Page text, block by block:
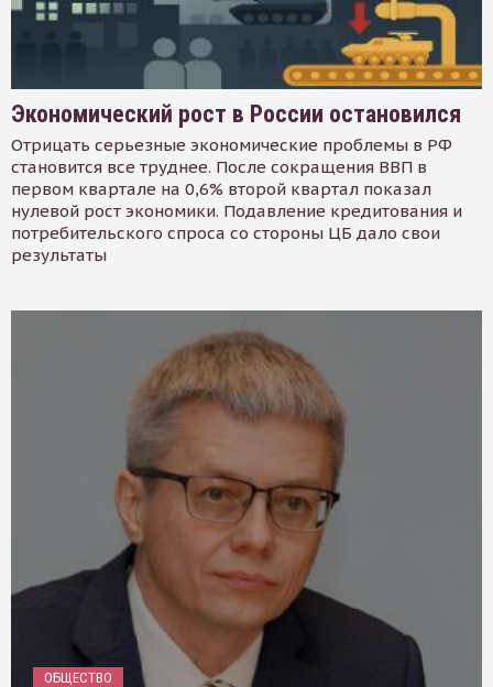
Экономический рост в России остановился
Отрицать серьезные экономические проблемы в РФ
становится все труднее. После сокращения ВВП в
первом квартале на 0,6% второй квартал показал
нулевой рост экономики. Подавление кредитования и
потребительского спроса со стороны ЦБ дало свои
результаты
ОБЩЕСТВО